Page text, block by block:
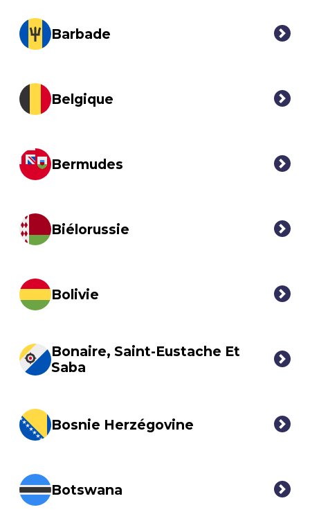
Barbade
Belgique
Bermudes
Biélorussie
Bolivie
Bonaire, Saint-Eustache Et
Saba
Bosnie Herzégovine
Botswana